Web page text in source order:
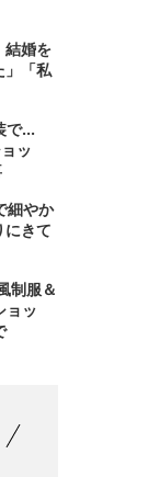
結婚を
「私
で...
ッ
細やか
にきて
制服＆
ョッ